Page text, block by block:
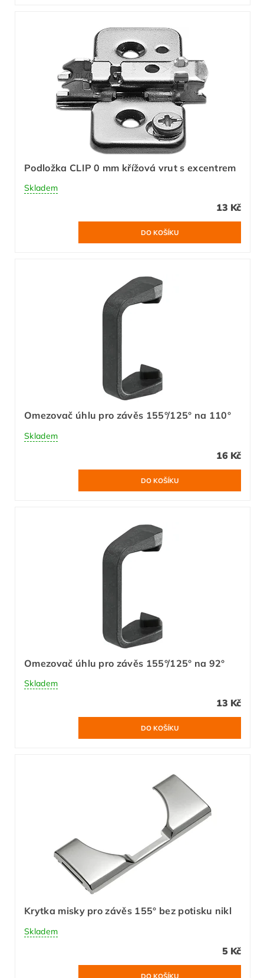
Podložka CLIP 0 mm křížová vrut s excentrem
Skladem
13 Kč
Omezovač úhlu pro závěs 155°/125° na 110°
Skladem
16 Kč
Omezovač úhlu pro závěs 155°/125° na 92°
Skladem
13 Kč
Krytka misky pro závěs 155° bez potisku nikl
Skladem
5 Kč